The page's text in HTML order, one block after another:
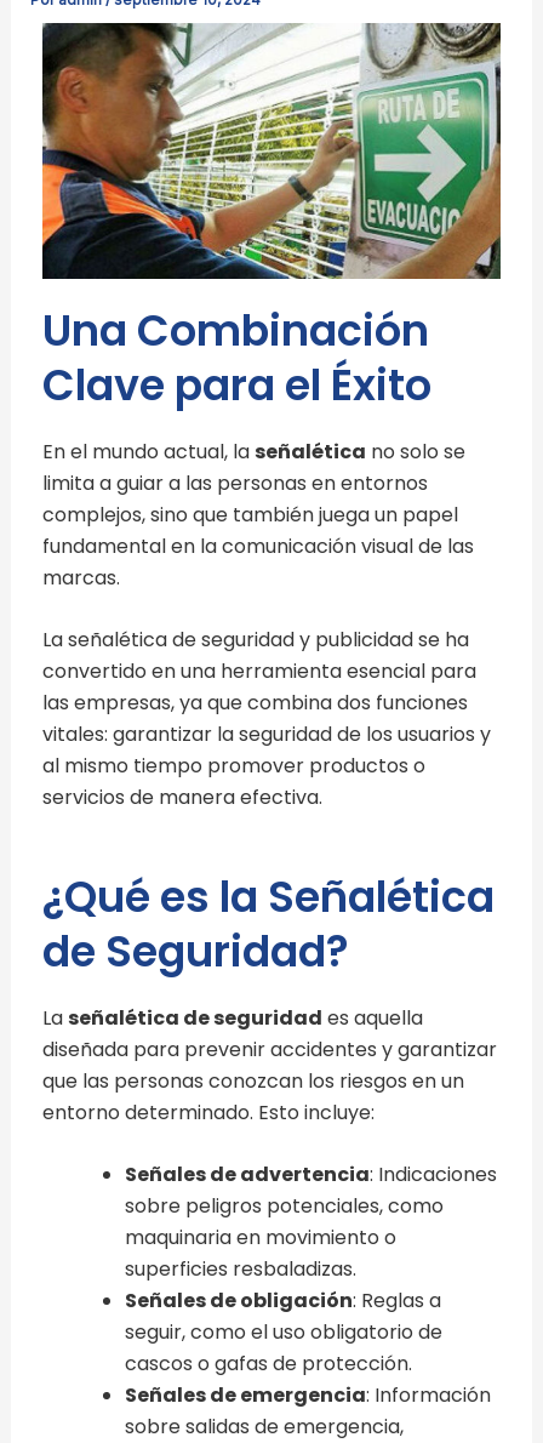
Una Combinación
Clave para el Éxito
En el mundo actual, la señalética no solo se
limita a guiar a las personas en entornos
complejos, sino que también juega un papel
fundamental en la comunicación visual de las
marcas.
La señalética de seguridad y publicidad se ha
convertido en una herramienta esencial para
las empresas, ya que combina dos funciones
vitales: garantizar la seguridad de los usuarios y
al mismo tiempo promover productos o
servicios de manera efectiva.
¿Qué es la Señalética
de Seguridad?
La señalética de seguridad es aquella
diseñada para prevenir accidentes y garantizar
que las personas conozcan los riesgos en un
entorno determinado. Esto incluye:
Señales de advertencia: Indicaciones
sobre peligros potenciales, como
maquinaria en movimiento o
superficies resbaladizas.
Señales de obligación: Reglas a
seguir, como el uso obligatorio de
cascos o gafas de protección.
Señales de emergencia: Información
sobre salidas de emergencia,